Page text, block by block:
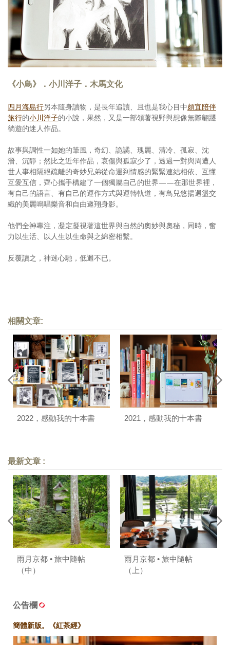
《小鳥》．小川洋子．木馬文化
四月海島行另本隨身讀物，是長年追讀、且也是我心目中頗宜陪伴
旅行的小川洋子的小說，果然，又是一部領著視野與想像無際翩躚
徜遊的迷人作品。
故事與調性一如她的筆風，奇幻、詭譎、瑰麗、清冷、孤寂、沈
潛、沉靜；然比之近年作品，哀傷與孤寂少了，透過一對與周遭人
世人事相隔絕疏離的奇妙兄弟從命運到情感的緊緊連結相依、互懂
互愛互信，齊心攜手構建了一個獨屬自己的世界——在那世界裡，
有自己的語言、有自己的運作方式與運轉軌道，有鳥兒悠揚迴盪交
織的美麗鳴唱樂音和自由遨翔身影。
他們全神專注，凝定凝視著這世界與自然的奧妙與奧秘，同時，奮
力以生活、以人生以生命與之綿密相繫。
反覆讀之，神迷心馳，低迴不已。
相關文章:
2022，感動我的十本書 2021，感動我的十本書
最新文章 :
雨月京都 • 旅中隨帖
（中）
雨月京都 • 旅中隨帖
（上）
公告欄
簡體新版。《紅茶經》